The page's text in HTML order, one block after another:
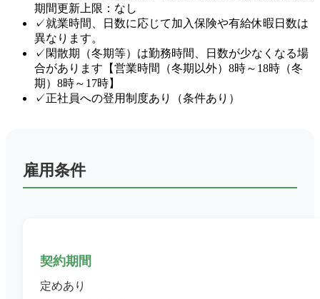
期間更新上限：なし
✓就業時間、日数に応じて加入保険や有給休暇日数は
異なります。
✓ 閑散期（冬期等）は勤務時間、日数が少なくなる場
合があります【営業時間（冬期以外）8時～18時（冬
期）8時～17時】
✓正社員への登用制度あり（条件あり）
雇用条件
契約期間
定めあり